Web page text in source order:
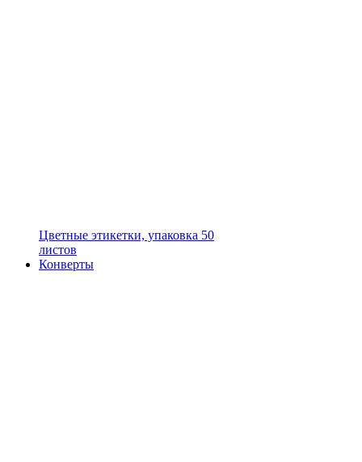
Цветные этикетки, упаковка 50
листов
Конверты